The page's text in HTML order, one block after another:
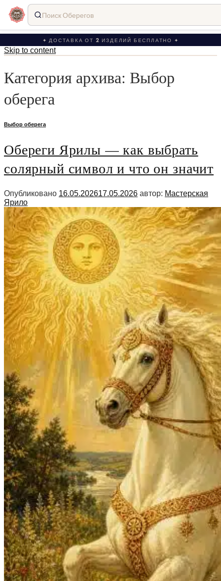
✦ ДОСТАВКА ОТ 2 ИЗДЕЛИЙ БЕСПЛАТНО ✦
Skip to content
Категория архива: Выбор
оберега
Выбор оберега
Обереги Ярилы — как выбрать
солярный символ и что он значит
Опубликовано 16.05.202617.05.2026 автор: Мастерская
Ярило
Поиск Оберегов